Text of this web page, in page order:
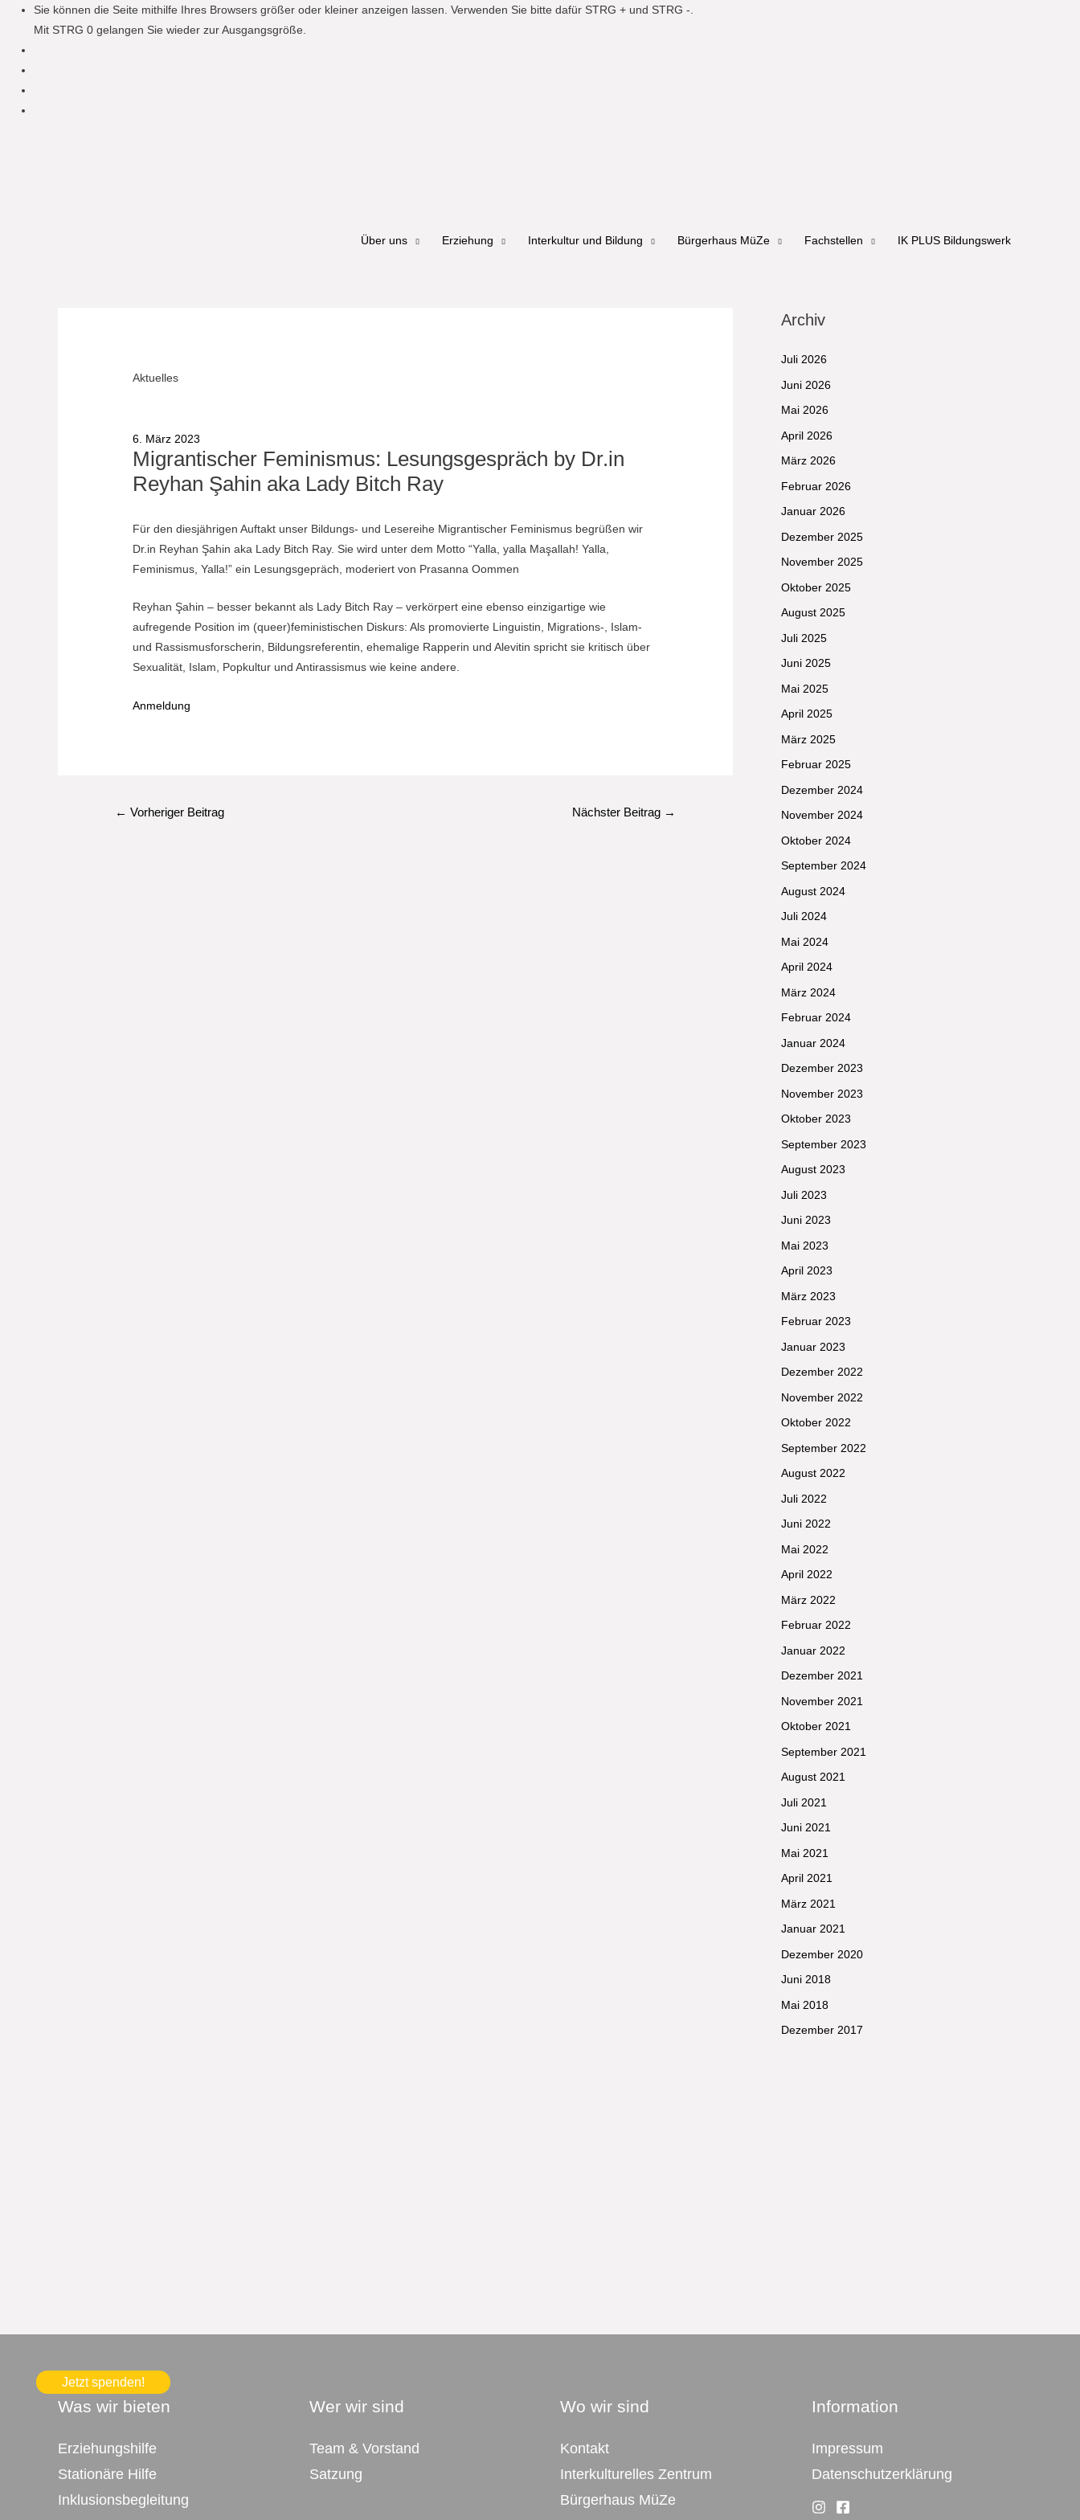
Sie können die Seite mithilfe Ihres Browsers größer oder kleiner anzeigen lassen. Verwenden Sie bitte dafür STRG + und STRG -.
Mit STRG 0 gelangen Sie wieder zur Ausgangsgröße.
Über uns Erziehung Interkultur und Bildung Bürgerhaus MüZe Fachstellen IK PLUS Bildungswerk
Aktuelles
6. März 2023
Migrantischer Feminismus: Lesungsgespräch by Dr.in
Reyhan Şahin aka Lady Bitch Ray
Für den diesjährigen Auftakt unser Bildungs- und Lesereihe Migrantischer Feminismus begrüßen wir
Dr.in Reyhan Şahin aka Lady Bitch Ray. Sie wird unter dem Motto “Yalla, yalla Maşallah! Yalla,
Feminismus, Yalla!” ein Lesungsgepräch, moderiert von Prasanna Oommen
Reyhan Şahin – besser bekannt als Lady Bitch Ray – verkörpert eine ebenso einzigartige wie
aufregende Position im (queer)feministischen Diskurs: Als promovierte Linguistin, Migrations-, Islam-
und Rassismusforscherin, Bildungsreferentin, ehemalige Rapperin und Alevitin spricht sie kritisch über
Sexualität, Islam, Popkultur und Antirassismus wie keine andere.
Anmeldung
Beitragsnavigation
← Vorheriger Beitrag Nächster Beitrag →
Archiv
Juli 2026
Juni 2026
Mai 2026
April 2026
März 2026
Februar 2026
Januar 2026
Dezember 2025
November 2025
Oktober 2025
August 2025
Juli 2025
Juni 2025
Mai 2025
April 2025
März 2025
Februar 2025
Dezember 2024
November 2024
Oktober 2024
September 2024
August 2024
Juli 2024
Mai 2024
April 2024
März 2024
Februar 2024
Januar 2024
Dezember 2023
November 2023
Oktober 2023
September 2023
August 2023
Juli 2023
Juni 2023
Mai 2023
April 2023
März 2023
Februar 2023
Januar 2023
Dezember 2022
November 2022
Oktober 2022
September 2022
August 2022
Juli 2022
Juni 2022
Mai 2022
April 2022
März 2022
Februar 2022
Januar 2022
Dezember 2021
November 2021
Oktober 2021
September 2021
August 2021
Juli 2021
Juni 2021
Mai 2021
April 2021
März 2021
Januar 2021
Dezember 2020
Juni 2018
Mai 2018
Dezember 2017
Jetzt spenden!
Was wir bieten
Erziehungshilfe
Stationäre Hilfe
Inklusionsbegleitung
Wer wir sind
Team & Vorstand
Satzung
Wo wir sind
Kontakt
Interkulturelles Zentrum
Bürgerhaus MüZe
Information
Impressum
Datenschutzerklärung